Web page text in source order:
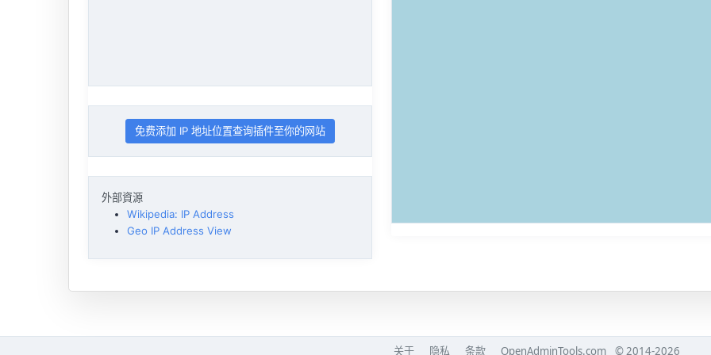
免费添加 IP 地址位置查询插件至你的网站
外部資源
Wikipedia: IP Address
Geo IP Address View
关于 隐私 条款 OpenAdminTools.com © 2014-2026